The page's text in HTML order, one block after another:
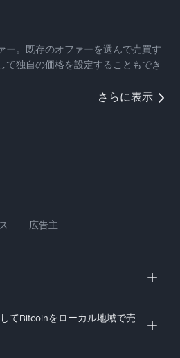
ー。既存のオファーを選んで売買す
て独自の価格を設定することもでき
さらに表示
広告主
てBitcoinをローカル地域で売